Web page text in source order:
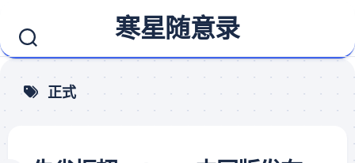
content
寒星随意录
正式